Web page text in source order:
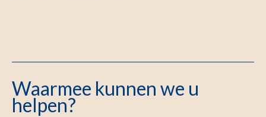
Waarmee kunnen we u
helpen?